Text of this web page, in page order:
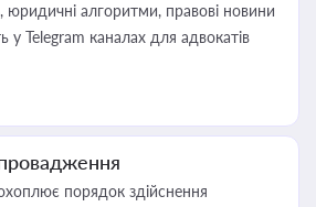
юридичні алгоритми, правові новини
Telegram каналах для адвокатів
порядок здійснення